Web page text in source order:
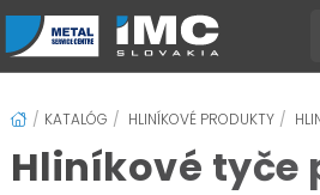
KATALÓG HLINÍKOVÉ PRODUKTY
Hliníkové tyče